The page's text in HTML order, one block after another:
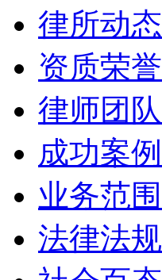
律所动态
资质荣誉
律师团队
成功案例
业务范围
法律法规